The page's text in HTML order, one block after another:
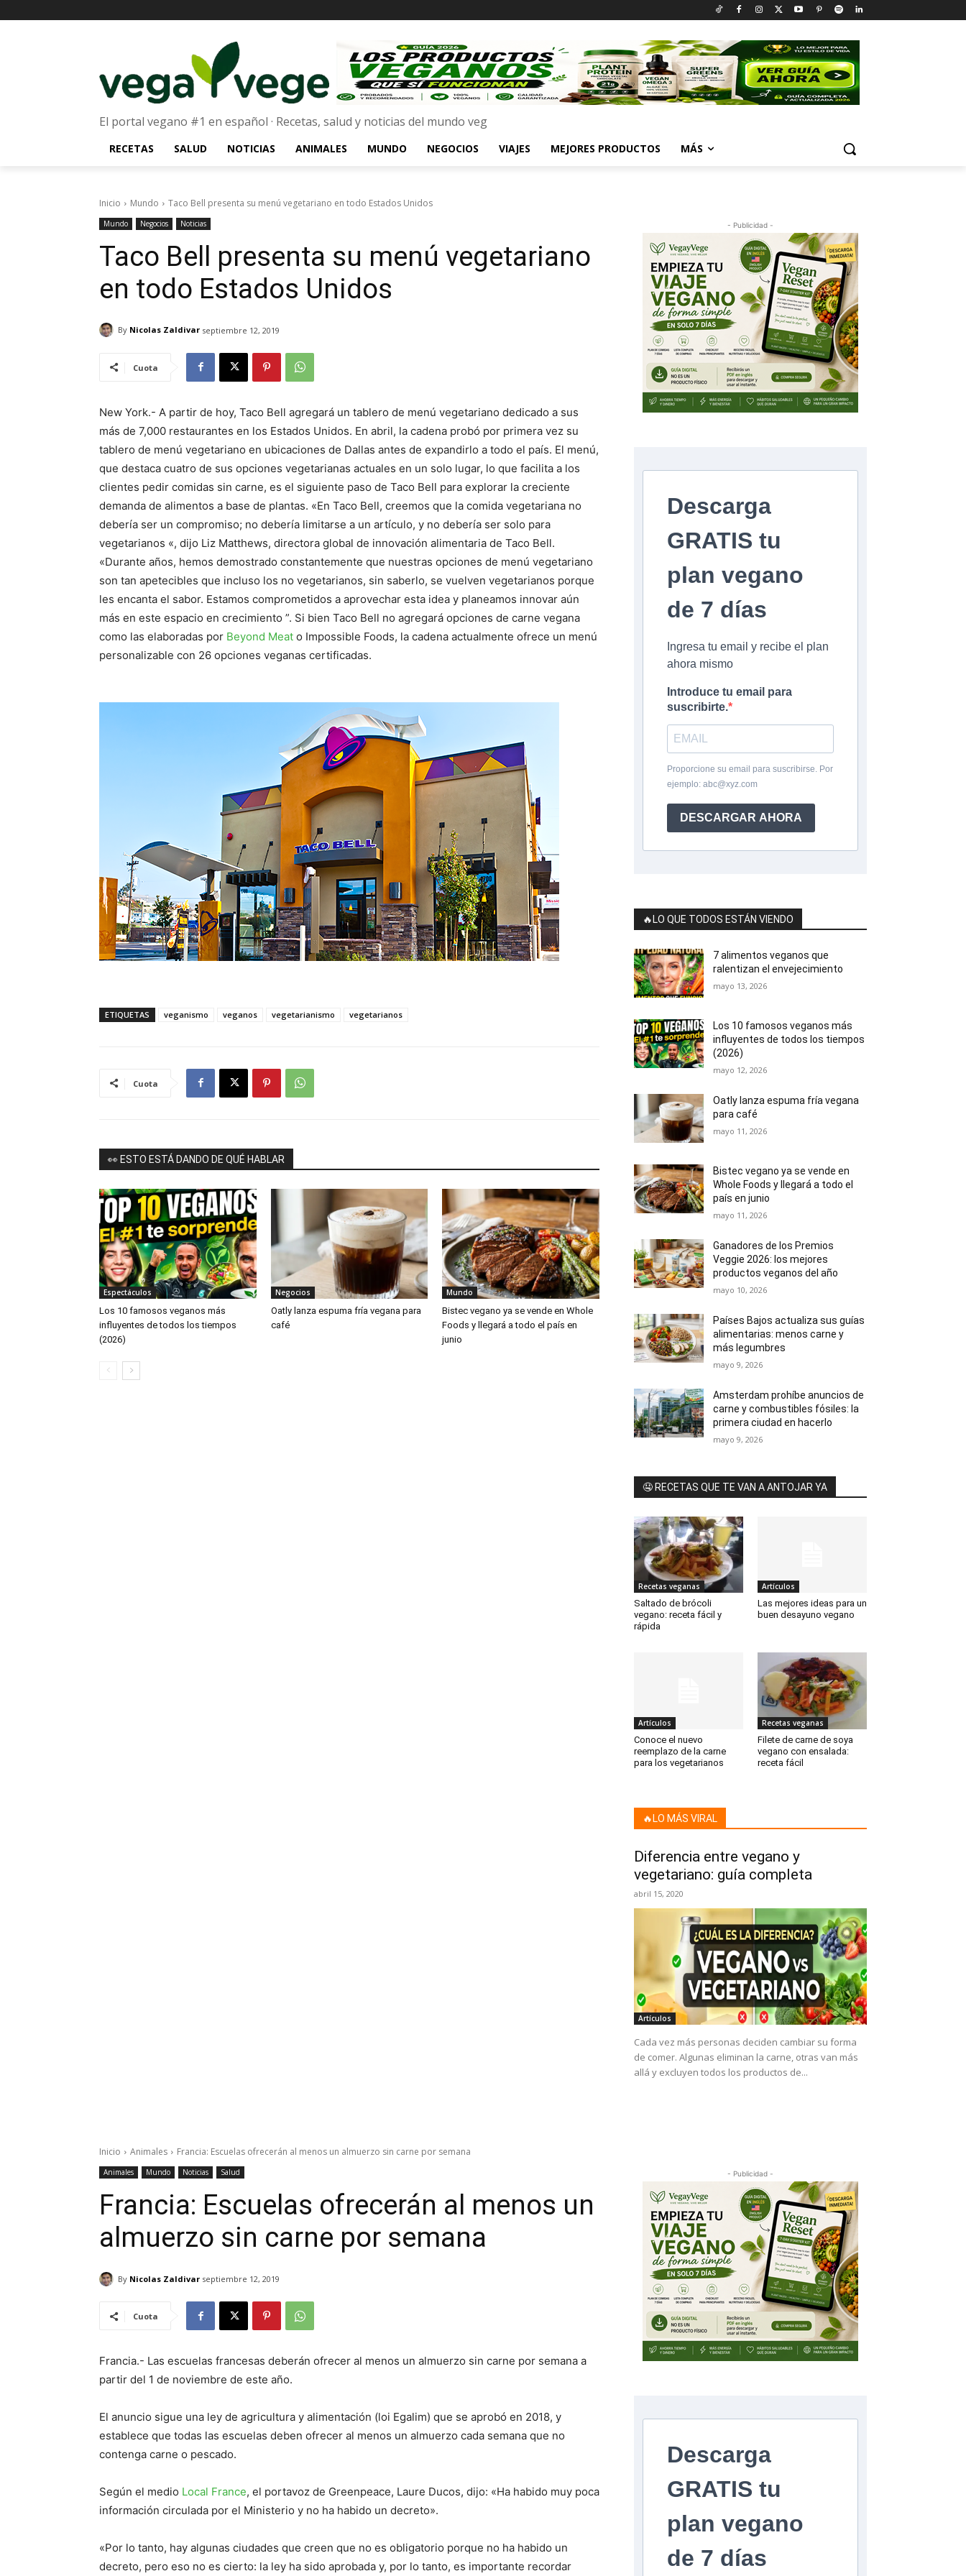
El portal vegano #1 en español · Recetas, salud y noticias del mundo veg
RECETAS SALUD NOTICIAS ANIMALES MUNDO NEGOCIOS VIAJES MEJORES PRODUCTOS MÁS
Inicio Mundo Taco Bell presenta su menú vegetariano en todo Estados Unidos
Mundo Negocios Noticias
Taco Bell presenta su menú vegetariano
en todo Estados Unidos
By Nicolas Zaldivar septiembre 12, 2019
Cuota
New York.- A partir de hoy, Taco Bell agregará un tablero de menú vegetariano dedicado a sus
más de 7,000 restaurantes en los Estados Unidos. En abril, la cadena probó por primera vez su
tablero de menú vegetariano en ubicaciones de Dallas antes de expandirlo a todo el país. El menú,
que destaca cuatro de sus opciones vegetarianas actuales en un solo lugar, lo que facilita a los
clientes pedir comidas sin carne, es el siguiente paso de Taco Bell para explorar la creciente
demanda de alimentos a base de plantas. «En Taco Bell, creemos que la comida vegetariana no
debería ser un compromiso; no debería limitarse a un artículo, y no debería ser solo para
vegetarianos «, dijo Liz Matthews, directora global de innovación alimentaria de Taco Bell.
«Durante años, hemos demostrado constantemente que nuestras opciones de menú vegetariano
son tan apetecibles que incluso los no vegetarianos, sin saberlo, se vuelven vegetarianos porque
les encanta el sabor. Estamos comprometidos a aprovechar esta idea y planeamos innovar aún
más en este espacio en crecimiento ”. Si bien Taco Bell no agregará opciones de carne vegana
como las elaboradas por Beyond Meat o Impossible Foods, la cadena actualmente ofrece un menú
personalizable con 26 opciones veganas certificadas.
ETIQUETAS veganismo veganos vegetarianismo vegetarianos
Cuota
👀 ESTO ESTÁ DANDO DE QUÉ HABLAR
Espectáculos
Los 10 famosos veganos más
influyentes de todos los tiempos
(2026)
Negocios
Oatly lanza espuma fría vegana para
café
Mundo
Bistec vegano ya se vende en Whole
Foods y llegará a todo el país en
junio
- Publicidad -
Descarga
GRATIS tu
plan vegano
de 7 días
Ingresa tu email y recibe el plan
ahora mismo
Introduce tu email para
suscribirte.
Proporcione su email para suscribirse. Por
ejemplo: abc@xyz.com
DESCARGAR AHORA
🔥LO QUE TODOS ESTÁN VIENDO
7 alimentos veganos que
ralentizan el envejecimiento
mayo 13, 2026
Los 10 famosos veganos más
influyentes de todos los tiempos
(2026)
mayo 12, 2026
Oatly lanza espuma fría vegana
para café
mayo 11, 2026
Bistec vegano ya se vende en
Whole Foods y llegará a todo el
país en junio
mayo 11, 2026
Ganadores de los Premios
Veggie 2026: los mejores
productos veganos del año
mayo 10, 2026
Países Bajos actualiza sus guías
alimentarias: menos carne y
más legumbres
mayo 9, 2026
Amsterdam prohíbe anuncios de
carne y combustibles fósiles: la
primera ciudad en hacerlo
mayo 9, 2026
🤤 RECETAS QUE TE VAN A ANTOJAR YA
Recetas veganas
Saltado de brócoli
vegano: receta fácil y
rápida
Artículos
Las mejores ideas para un
buen desayuno vegano
Artículos
Conoce el nuevo
reemplazo de la carne
para los vegetarianos
Recetas veganas
Filete de carne de soya
vegano con ensalada:
receta fácil
🔥LO MÁS VIRAL
Diferencia entre vegano y
vegetariano: guía completa
abril 15, 2020
Artículos
Cada vez más personas deciden cambiar su forma
de comer. Algunas eliminan la carne, otras van más
allá y excluyen todos los productos de...